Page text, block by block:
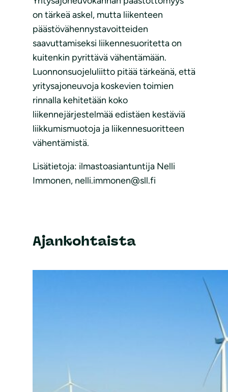
on tärkeä askel, mutta liikenteen
päästövähennystavoitteiden
saavuttamiseksi liikennesuoritetta on
kuitenkin pyrittävä vähentämään.
Luonnonsuojeluliitto pitää tärkeänä, että
yritysajoneuvoja koskevien toimien
rinnalla kehitetään koko
liikennejärjestelmää edistäen kestäviä
liikkumismuotoja ja liikennesuoritteen
vähentämistä.
Lisätietoja: ilmastoasiantuntija Nelli
Immonen, nelli.immonen@sll.fi
Ajankohtaista